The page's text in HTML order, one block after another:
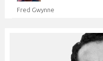
Fred Gwynne